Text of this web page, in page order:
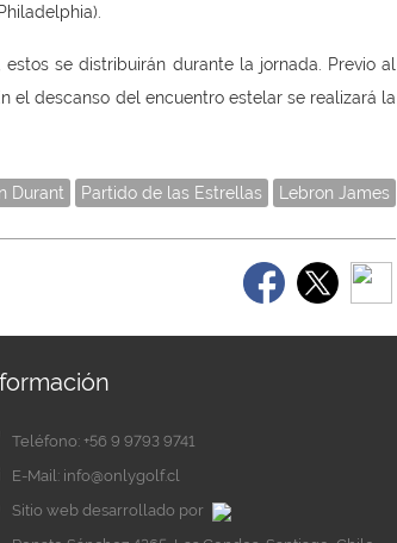
se distribuirán durante la jornada. Previo al
el descanso del encuentro estelar se realizará la
Durant Partido de las Estrellas Lebron James
Teléfono: +56 9 9793 9741
E-Mail: info@onlygolf.cl
Sitio web desarrollado por